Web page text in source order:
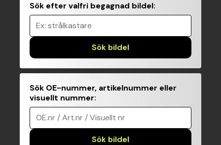
Sök efter valfri begagnad bildel:
Ex: strålkastare
Sök bildel
Sök OE-nummer, artikelnummer eller
visuellt nummer:
OE.nr / Art.nr / Visuellt nr
Sök bildel